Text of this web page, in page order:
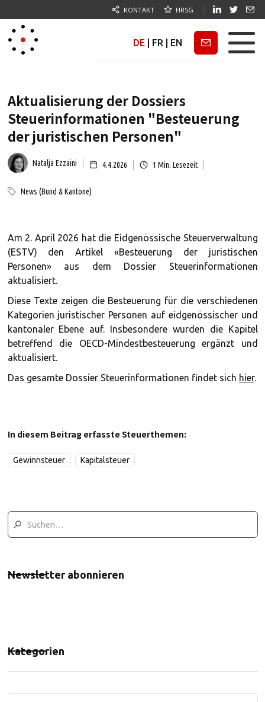
KONTAKT HRSG
DE FR EN Newsletter
Aktualisierung der Dossiers
Steuerinformationen "Besteuerung
der juristischen Personen"
Natalja Ezzaini 4.4.2026 1 Min. Lesezeit
News (Bund & Kantone)
Am 2. April 2026 hat die Eidgenössische Steuerverwaltung
(ESTV) den Artikel «Besteuerung der juristischen
Personen» aus dem Dossier Steuerinformationen
aktualisiert.
Diese Texte zeigen die Besteuerung für die verschiedenen
Kategorien juristischer Personen auf eidgenössischer und
kantonaler Ebene auf. Insbesondere wurden die Kapitel
betreffend die OECD-Mindestbesteuerung ergänzt und
aktualisiert.
Das gesamte Dossier Steuerinformationen findet sich hier.
In diesem Beitrag erfasste Steuerthemen:
Gewinnsteuer Kapitalsteuer
Newsletter abonnieren
Kategorien